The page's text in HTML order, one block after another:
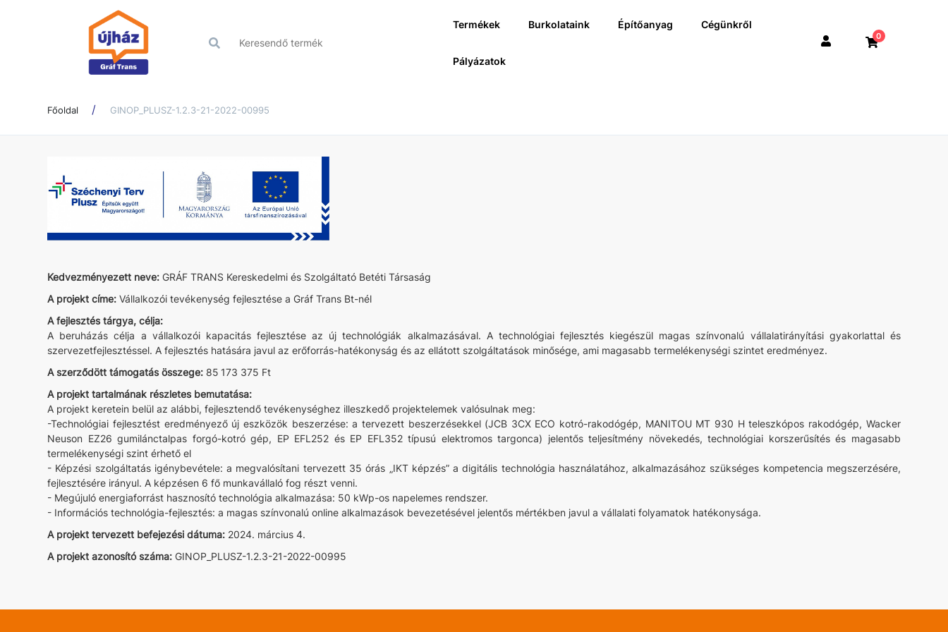
Termékek Burkolataink Építőanyag Cégünkről
Pályázatok
0
Főoldal GINOP_PLUSZ-1.2.3-21-2022-00995
Kedvezményezett neve: GRÁF TRANS Kereskedelmi és Szolgáltató Betéti Társaság
A projekt címe: Vállalkozói tevékenység fejlesztése a Gráf Trans Bt-nél
A fejlesztés tárgya, célja:
A beruházás célja a vállalkozói kapacitás fejlesztése az új technológiák alkalmazásával. A technológiai fejlesztés kiegészül magas színvonalú vállalatirányítási gyakorlattal és
szervezetfejlesztéssel. A fejlesztés hatására javul az erőforrás-hatékonyság és az ellátott szolgáltatások minősége, ami magasabb termelékenységi szintet eredményez.
A szerződött támogatás összege: 85 173 375 Ft
A projekt tartalmának részletes bemutatása:
A projekt keretein belül az alábbi, fejlesztendő tevékenységhez illeszkedő projektelemek valósulnak meg:
-Technológiai fejlesztést eredményező új eszközök beszerzése: a tervezett beszerzésekkel (JCB 3CX ECO kotró-rakodógép, MANITOU MT 930 H teleszkópos rakodógép, Wacker
Neuson EZ26 gumilánctalpas forgó-kotró gép, EP EFL252 és EP EFL352 típusú elektromos targonca) jelentős teljesítmény növekedés, technológiai korszerűsítés és magasabb
termelékenységi szint érhető el
- Képzési szolgáltatás igénybevétele: a megvalósítani tervezett 35 órás „IKT képzés” a digitális technológia használatához, alkalmazásához szükséges kompetencia megszerzésére,
fejlesztésére irányul. A képzésen 6 fő munkavállaló fog részt venni.
- Megújuló energiaforrást hasznosító technológia alkalmazása: 50 kWp-os napelemes rendszer.
- Információs technológia-fejlesztés: a magas színvonalú online alkalmazások bevezetésével jelentős mértékben javul a vállalati folyamatok hatékonysága.
A projekt tervezett befejezési dátuma: 2024. március 4.
A projekt azonosító száma: GINOP_PLUSZ-1.2.3-21-2022-00995